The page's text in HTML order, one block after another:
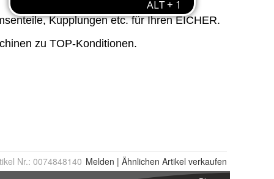
Nr.: 0074848140 Melden | Ähnlichen Artikel verkaufen